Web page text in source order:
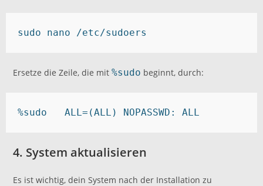
sudo nano /etc/sudoers
Ersetze die Zeile, die mit%sudo beginnt, durch:
%sudo   ALL=(ALL) NOPASSWD: ALL
4. System aktualisieren
Es ist wichtig, dein System nach der Installation zu